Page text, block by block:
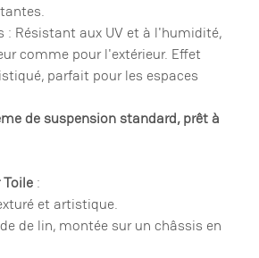
: Résistant aux UV et à l'humidité,
comme pour l'extérieur. Effet
parfait pour les espaces
de suspension standard, prêt à
:
et artistique.
de lin, montée sur un châssis en